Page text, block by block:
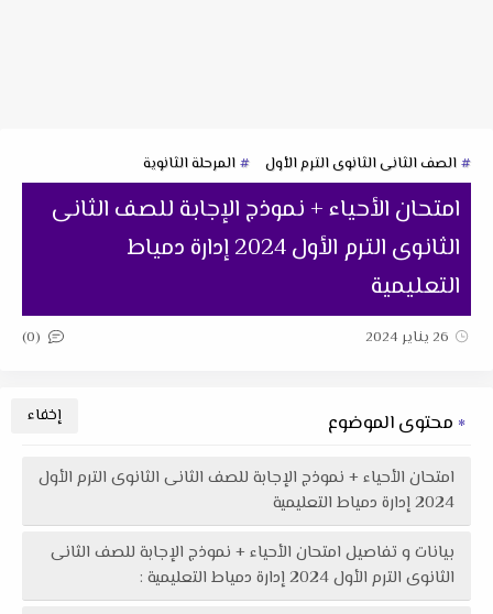
الصف الثانى الثانوى الترم الأول المرحلة الثانوية
امتحان الأحياء + نموذج الإجابة للصف الثانى
الثانوى الترم الأول 2024 إدارة دمياط
التعليمية
26 يناير 2024 (0)
محتوى الموضوع
امتحان الأحياء + نموذج الإجابة للصف الثانى الثانوى الترم الأول
2024 إدارة دمياط التعليمية
بيانات و تفاصيل امتحان الأحياء + نموذج الإجابة للصف الثانى
الثانوى الترم الأول 2024 إدارة دمياط التعليمية :